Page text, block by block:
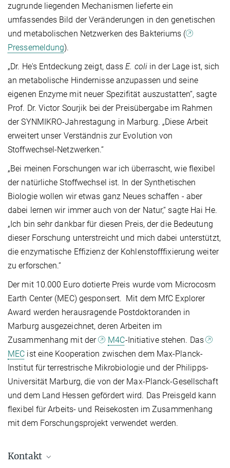
zugrunde liegenden Mechanismen lieferte ein
umfassendes Bild der Veränderungen in den genetischen
und metabolischen Netzwerken des Bakteriums (
Pressemeldung).
„Dr. He's Entdeckung zeigt, dassE. coli in der Lage ist, sich
an metabolische Hindernisse anzupassen und seine
eigenen Enzyme mit neuer Spezifität auszustatten“, sagte
Prof. Dr. Victor Sourjik bei der Preisübergabe im Rahmen
der SYNMIKRO-Jahrestagung in Marburg. „Diese Arbeit
erweitert unser Verständnis zur Evolution von
Stoffwechsel-Netzwerken.“
„Bei meinen Forschungen war ich überrascht, wie flexibel
der natürliche Stoffwechsel ist. In der Synthetischen
Biologie wollen wir etwas ganz Neues schaffen - aber
dabei lernen wir immer auch von der Natur,“ sagte Hai He.
„Ich bin sehr dankbar für diesen Preis, der die Bedeutung
dieser Forschung unterstreicht und mich dabei unterstützt,
die enzymatische Effizienz der Kohlenstofffixierung weiter
zu erforschen.“
Der mit 10.000 Euro dotierte Preis wurde vom Microcosm
Earth Center (MEC) gesponsert. Mit dem MfC Explorer
Award werden herausragende Postdoktoranden in
Marburg ausgezeichnet, deren Arbeiten im
Zusammenhang mit der
M4C-Initiative stehen. Das
MEC ist eine Kooperation zwischen dem Max-Planck-
Institut für terrestrische Mikrobiologie und der Philipps-
Universität Marburg, die von der Max-Planck-Gesellschaft
und dem Land Hessen gefördert wird. Das Preisgeld kann
flexibel für Arbeits- und Reisekosten im Zusammenhang
mit dem Forschungsprojekt verwendet werden.
Kontakt